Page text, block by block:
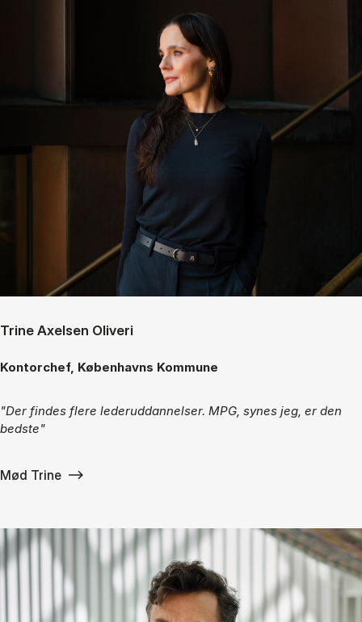
Trine Axelsen Oliveri
Kontorchef, Københavns Kommune
"Der findes flere lederuddannelser. MPG, synes jeg, er den
bedste"
Mød Trine